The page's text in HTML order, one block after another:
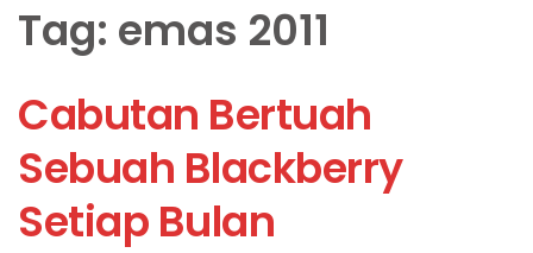
Tag: emas 2011
Cabutan Bertuah
Sebuah Blackberry
Setiap Bulan